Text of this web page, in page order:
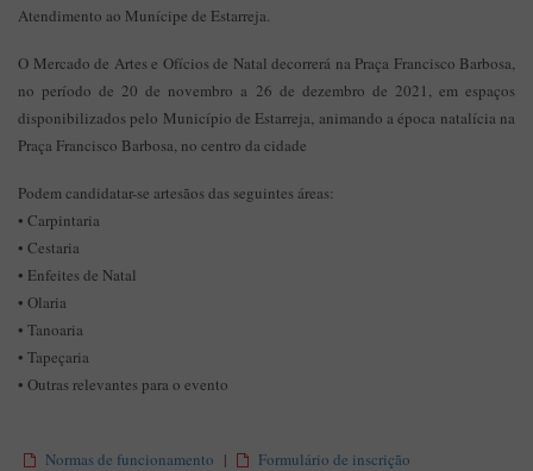
Atendimento ao Munícipe de Estarreja.
O Mercado de Artes e Ofícios de Natal decorrerá na Praça Francisco Barbosa,
no período de 20 de novembro a 26 de dezembro de 2021, em espaços
disponibilizados pelo Município de Estarreja, animando a época natalícia na
Praça Francisco Barbosa, no centro da cidade
Podem candidatar-se artesãos das seguintes áreas:
• Carpintaria
• Cestaria
• Enfeites de Natal
• Olaria
• Tanoaria
• Tapeçaria
• Outras relevantes para o evento
Normas de funcionamento | Formulário de inscrição